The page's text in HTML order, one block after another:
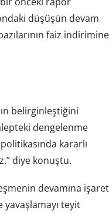
düşüşün devam
faiz indirimine
belirginleştiğini
dengelenme
kararlı
diye konuştu.
devamına işaret
yavaşlamayı teyit